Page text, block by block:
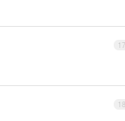
17
18